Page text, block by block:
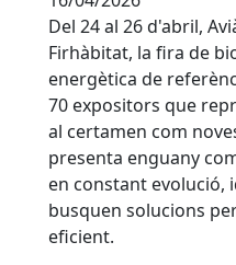
Del 24 al 26 d'abril,
Firhàbitat, la fira de
energètica de
70 expositors que
al certamen com
presenta enguany
en constant evolució,
busquen solucions
eficient.